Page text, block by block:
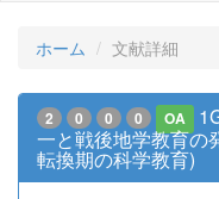
ホーム 文献詳細
2 0 0 0 OA
一と戦後地学教育の
転換期の科学教育)